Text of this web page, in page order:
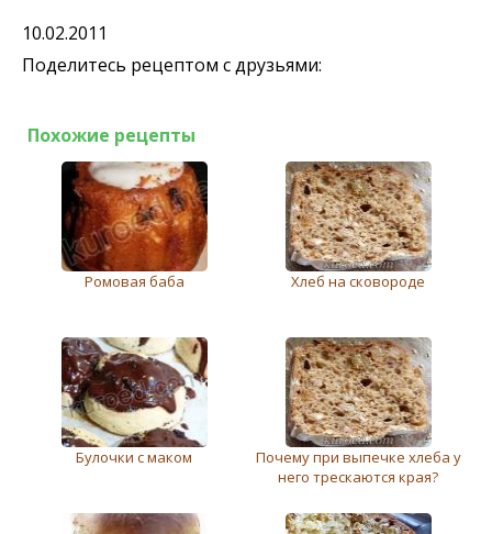
10.02.2011
Поделитесь рецептом с друзьями:
Похожие рецепты
Ромовая баба Хлеб на сковороде
Булочки с маком
Почему при выпечке хлеба у
него трескаются края?